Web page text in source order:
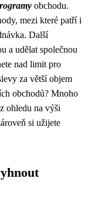
obchodu.
mezi které patří i
Další
a udělat společnou
nad limit pro
za větší objem
obchodů? Mnoho
ohledu na výši
si užijete